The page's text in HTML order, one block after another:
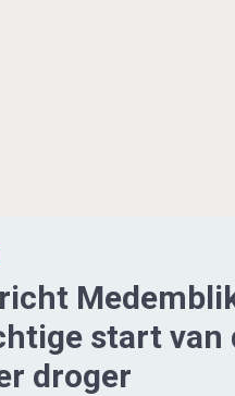
start van
droger